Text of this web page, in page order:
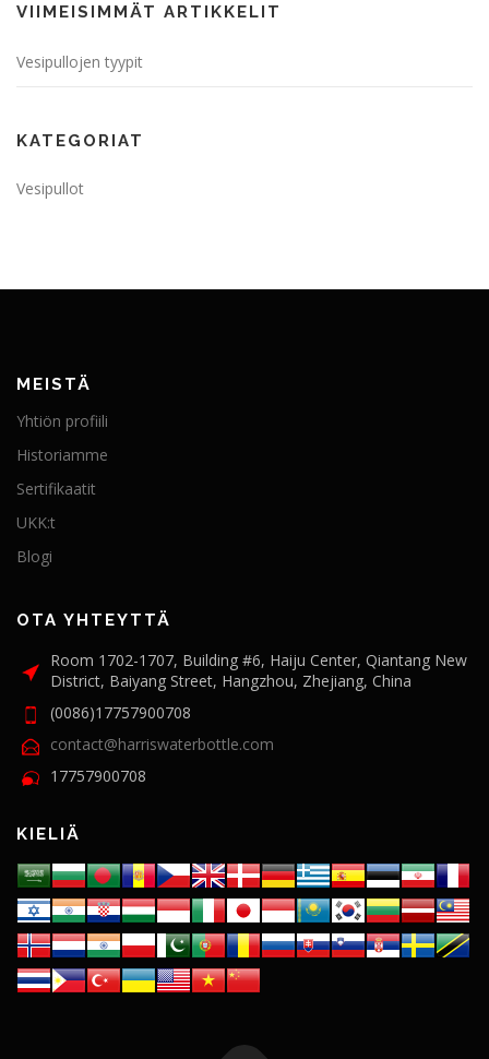
VIIMEISIMMÄT ARTIKKELIT
Vesipullojen tyypit
KATEGORIAT
Vesipullot
MEISTÄ
Yhtiön profiili
Historiamme
Sertifikaatit
UKK:t
Blogi
OTA YHTEYTTÄ
Room 1702-1707, Building #6, Haiju Center, Qiantang New
District, Baiyang Street, Hangzhou, Zhejiang, China
(0086)17757900708
contact@harriswaterbottle.com
17757900708
KIELIÄ